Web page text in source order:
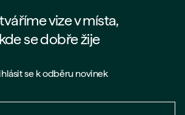
vize v místa,
kde se dobře žije
se k odběru novinek